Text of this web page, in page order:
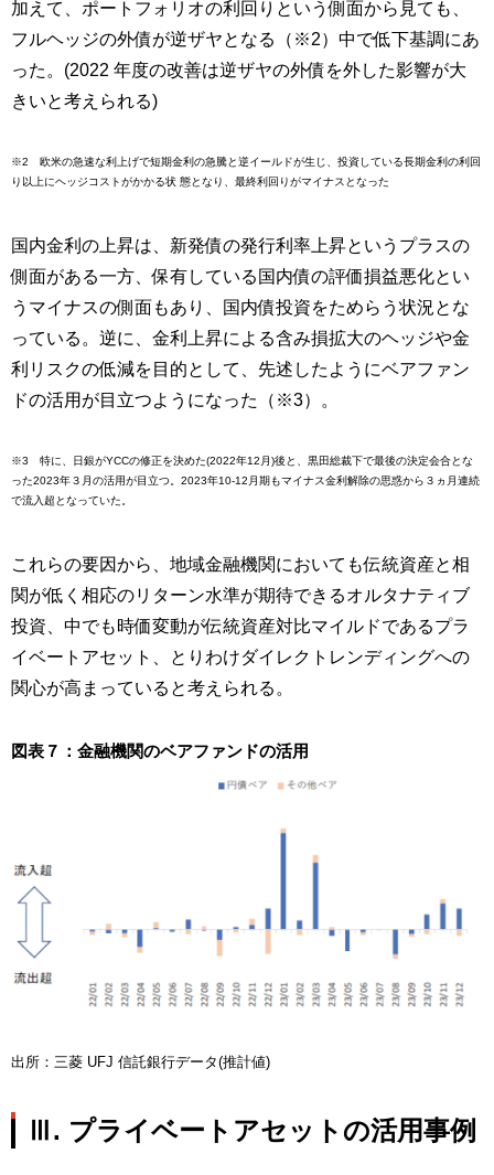
加えて、ポートフォリオの利回りという側面から見ても、
フルヘッジの外債が逆ザヤとなる（※2）中で低下基調にあ
った。(2022 年度の改善は逆ザヤの外債を外した影響が大
きいと考えられる)
※2 欧米の急速な利上げで短期金利の急騰と逆イールドが生じ、投資している長期金利の利回
り以上にヘッジコストがかかる状 態となり、最終利回りがマイナスとなった
国内金利の上昇は、新発債の発行利率上昇というプラスの
側面がある一方、保有している国内債の評価損益悪化とい
うマイナスの側面もあり、国内債投資をためらう状況とな
っている。逆に、金利上昇による含み損拡大のヘッジや金
利リスクの低減を目的として、先述したようにベアファン
ドの活用が目立つようになった（※3）。
※3 特に、日銀がYCCの修正を決めた(2022年12月)後と、黒田総裁下で最後の決定会合とな
った2023年３月の活用が目立つ。2023年10-12月期もマイナス金利解除の思惑から３ヵ月連続
で流入超となっていた。
これらの要因から、地域金融機関においても伝統資産と相
関が低く相応のリターン水準が期待できるオルタナティブ
投資、中でも時価変動が伝統資産対比マイルドであるプラ
イベートアセット、とりわけダイレクトレンディングへの
関心が高まっていると考えられる。
図表７：金融機関のベアファンドの活用
出所：三菱 UFJ 信託銀行データ(推計値)
Ⅲ. プライベートアセットの活用事例